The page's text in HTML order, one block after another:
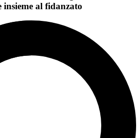
al fidanzato